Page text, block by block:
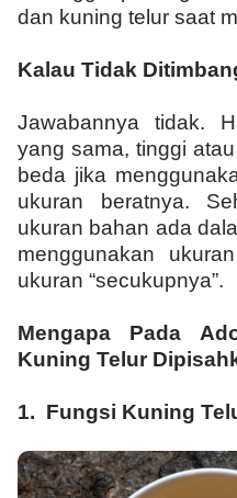
dan kuning telur saat
Kalau Tidak
Jawabannya tidak.
yang sama, tinggi
beda jika
ukuran beratnya.
ukuran bahan ada
menggunakan
ukuran “secukupnya”.
Mengapa Pada
Kuning Telur
1. Fungsi Kuning